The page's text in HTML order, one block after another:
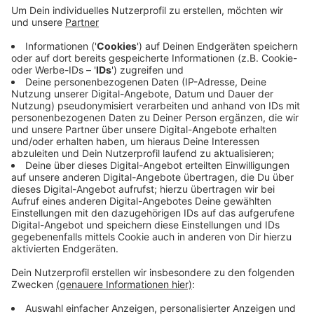
lädt die Straße zum Rasen ein. Über ein Jahrzehnt
werde schon über eine Umgestaltung diskutiert,
es sei nichts passiert. Die Heckinghauser Straße
müsse aus Gründen der Sicherheit, des
Klimaschutzes und der Hitze- und Lärmbelastung
umgestaltet werden. Und zwar jetzt, mit
Vertrösten müsse Schluss sein. Bei dem gestrigen
Unglück wurden drei Kinder schwer verletzt.
Veröffentlicht:Montag, 07.08.2023 10:34
Anzeige
Anzeige